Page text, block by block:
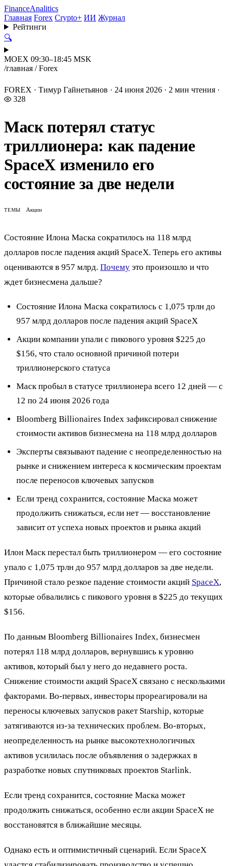
FinanceAnalitics
Главная Forex Crypto+ ИИ Журнал
Рейтинги
🔍
MOEX 09:30–18:45 MSK
/главная / Forex
FOREX · Тимур Гайнетьянов · 24 июня 2026 · 2 мин чтения ·
328
Маск потерял статус
триллионера: как падение
SpaceX изменило его
состояние за две недели
ТЕМЫ Акции
Состояние Илона Маска сократилось на 118 млрд
долларов после падения акций SpaceX. Теперь его активы
оцениваются в 957 млрд. Почему это произошло и что
ждет бизнесмена дальше?
Состояние Илона Маска сократилось с 1,075 трлн до
957 млрд долларов после падения акций SpaceX
Акции компании упали с пикового уровня $225 до
$156, что стало основной причиной потери
триллионерского статуса
Маск пробыл в статусе триллионера всего 12 дней — с
12 по 24 июня 2026 года
Bloomberg Billionaires Index зафиксировал снижение
стоимости активов бизнесмена на 118 млрд долларов
Эксперты связывают падение с неопределенностью на
рынке и снижением интереса к космическим проектам
после переносов ключевых запусков
Если тренд сохранится, состояние Маска может
продолжить снижаться, если нет — восстановление
зависит от успеха новых проектов и рынка акций
Илон Маск перестал быть триллионером — его состояние
упало с 1,075 трлн до 957 млрд долларов за две недели.
Причиной стало резкое падение стоимости акций SpaceX,
которые обвалились с пикового уровня в $225 до текущих
$156.
По данным Bloomberg Billionaires Index, бизнесмен
потерял 118 млрд долларов, вернувшись к уровню
активов, который был у него до недавнего роста.
Снижение стоимости акций SpaceX связано с несколькими
факторами. Во-первых, инвесторы прореагировали на
переносы ключевых запусков ракет Starship, которые
затягиваются из-за технических проблем. Во-вторых,
неопределенность на рынке высокотехнологичных
активов усилилась после объявления о задержках в
разработке новых спутниковых проектов Starlink.
Если тренд сохранится, состояние Маска может
продолжить снижаться, особенно если акции SpaceX не
восстановятся в ближайшие месяцы.
Однако есть и оптимистичный сценарий. Если SpaceX